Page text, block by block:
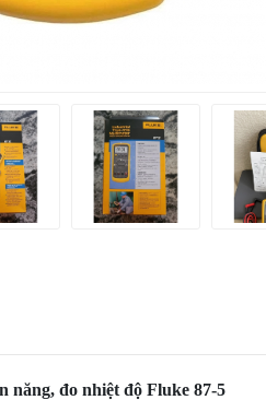
năng, đo nhiệt độ Fluke 87-5